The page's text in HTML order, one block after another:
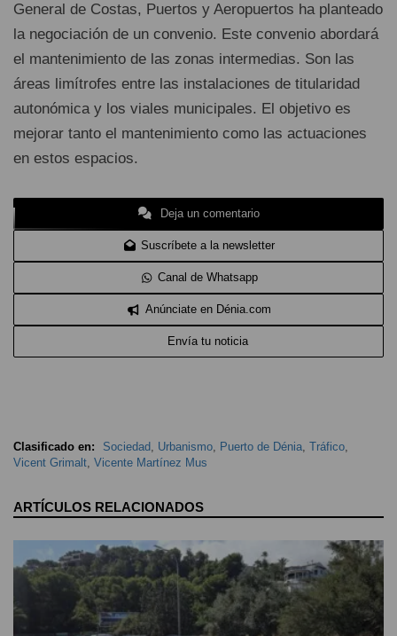
General de Costas, Puertos y Aeropuertos ha planteado
la negociación de un convenio. Este convenio abordará
el mantenimiento de las zonas intermedias. Son las
áreas limítrofes entre las instalaciones de titularidad
autonómica y los viales municipales. El objetivo es
mejorar tanto el mantenimiento como las actuaciones
en estos espacios.
Deja un comentario
Suscríbete a la newsletter
Canal de Whatsapp
Anúnciate en Dénia.com
Envía tu noticia
Clasificado en: Sociedad, Urbanismo, Puerto de Dénia, Tráfico,
Vicent Grimalt, Vicente Martínez Mus
ARTÍCULOS RELACIONADOS